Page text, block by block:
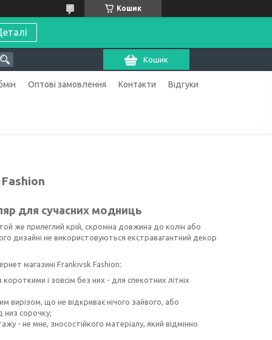
Кошик
Кошик
Оптові замовлення Контакти Відгуки
для сучасних модниць
же прилеглий крій, скромна довжина до колін або
дизайні не використовуються екстравагантний декор
магазині Frankivsk Fashion:
і зовсім без них - для спекотних літніх
вирізом, що не відкриває нічого зайвого, або
низ сорочку;
- не мне, зносостійкого матеріалу, який відмінно